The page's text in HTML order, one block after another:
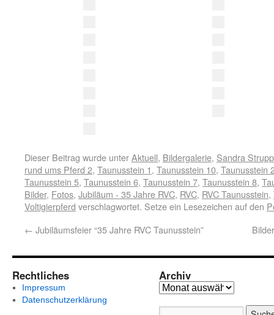
Dieser Beitrag wurde unterAktuell, Bildergalerie, Sandra Strupp
rund ums Pferd 2, Taunusstein 1, Taunusstein 10, Taunusstein
Taunusstein 5, Taunusstein 6, Taunusstein 7, Taunusstein 8,
Bilder, Fotos, Jubiläum - 35 Jahre RVC, RVC, RVC Taunusstein,
Voltigierpferd verschlagwortet. Setze ein Lesezeichen auf den
← Jubiläumsfeier “35 Jahre RVC Taunusstein”
Rechtliches
Impressum
Datenschutzerklärung
Archiv